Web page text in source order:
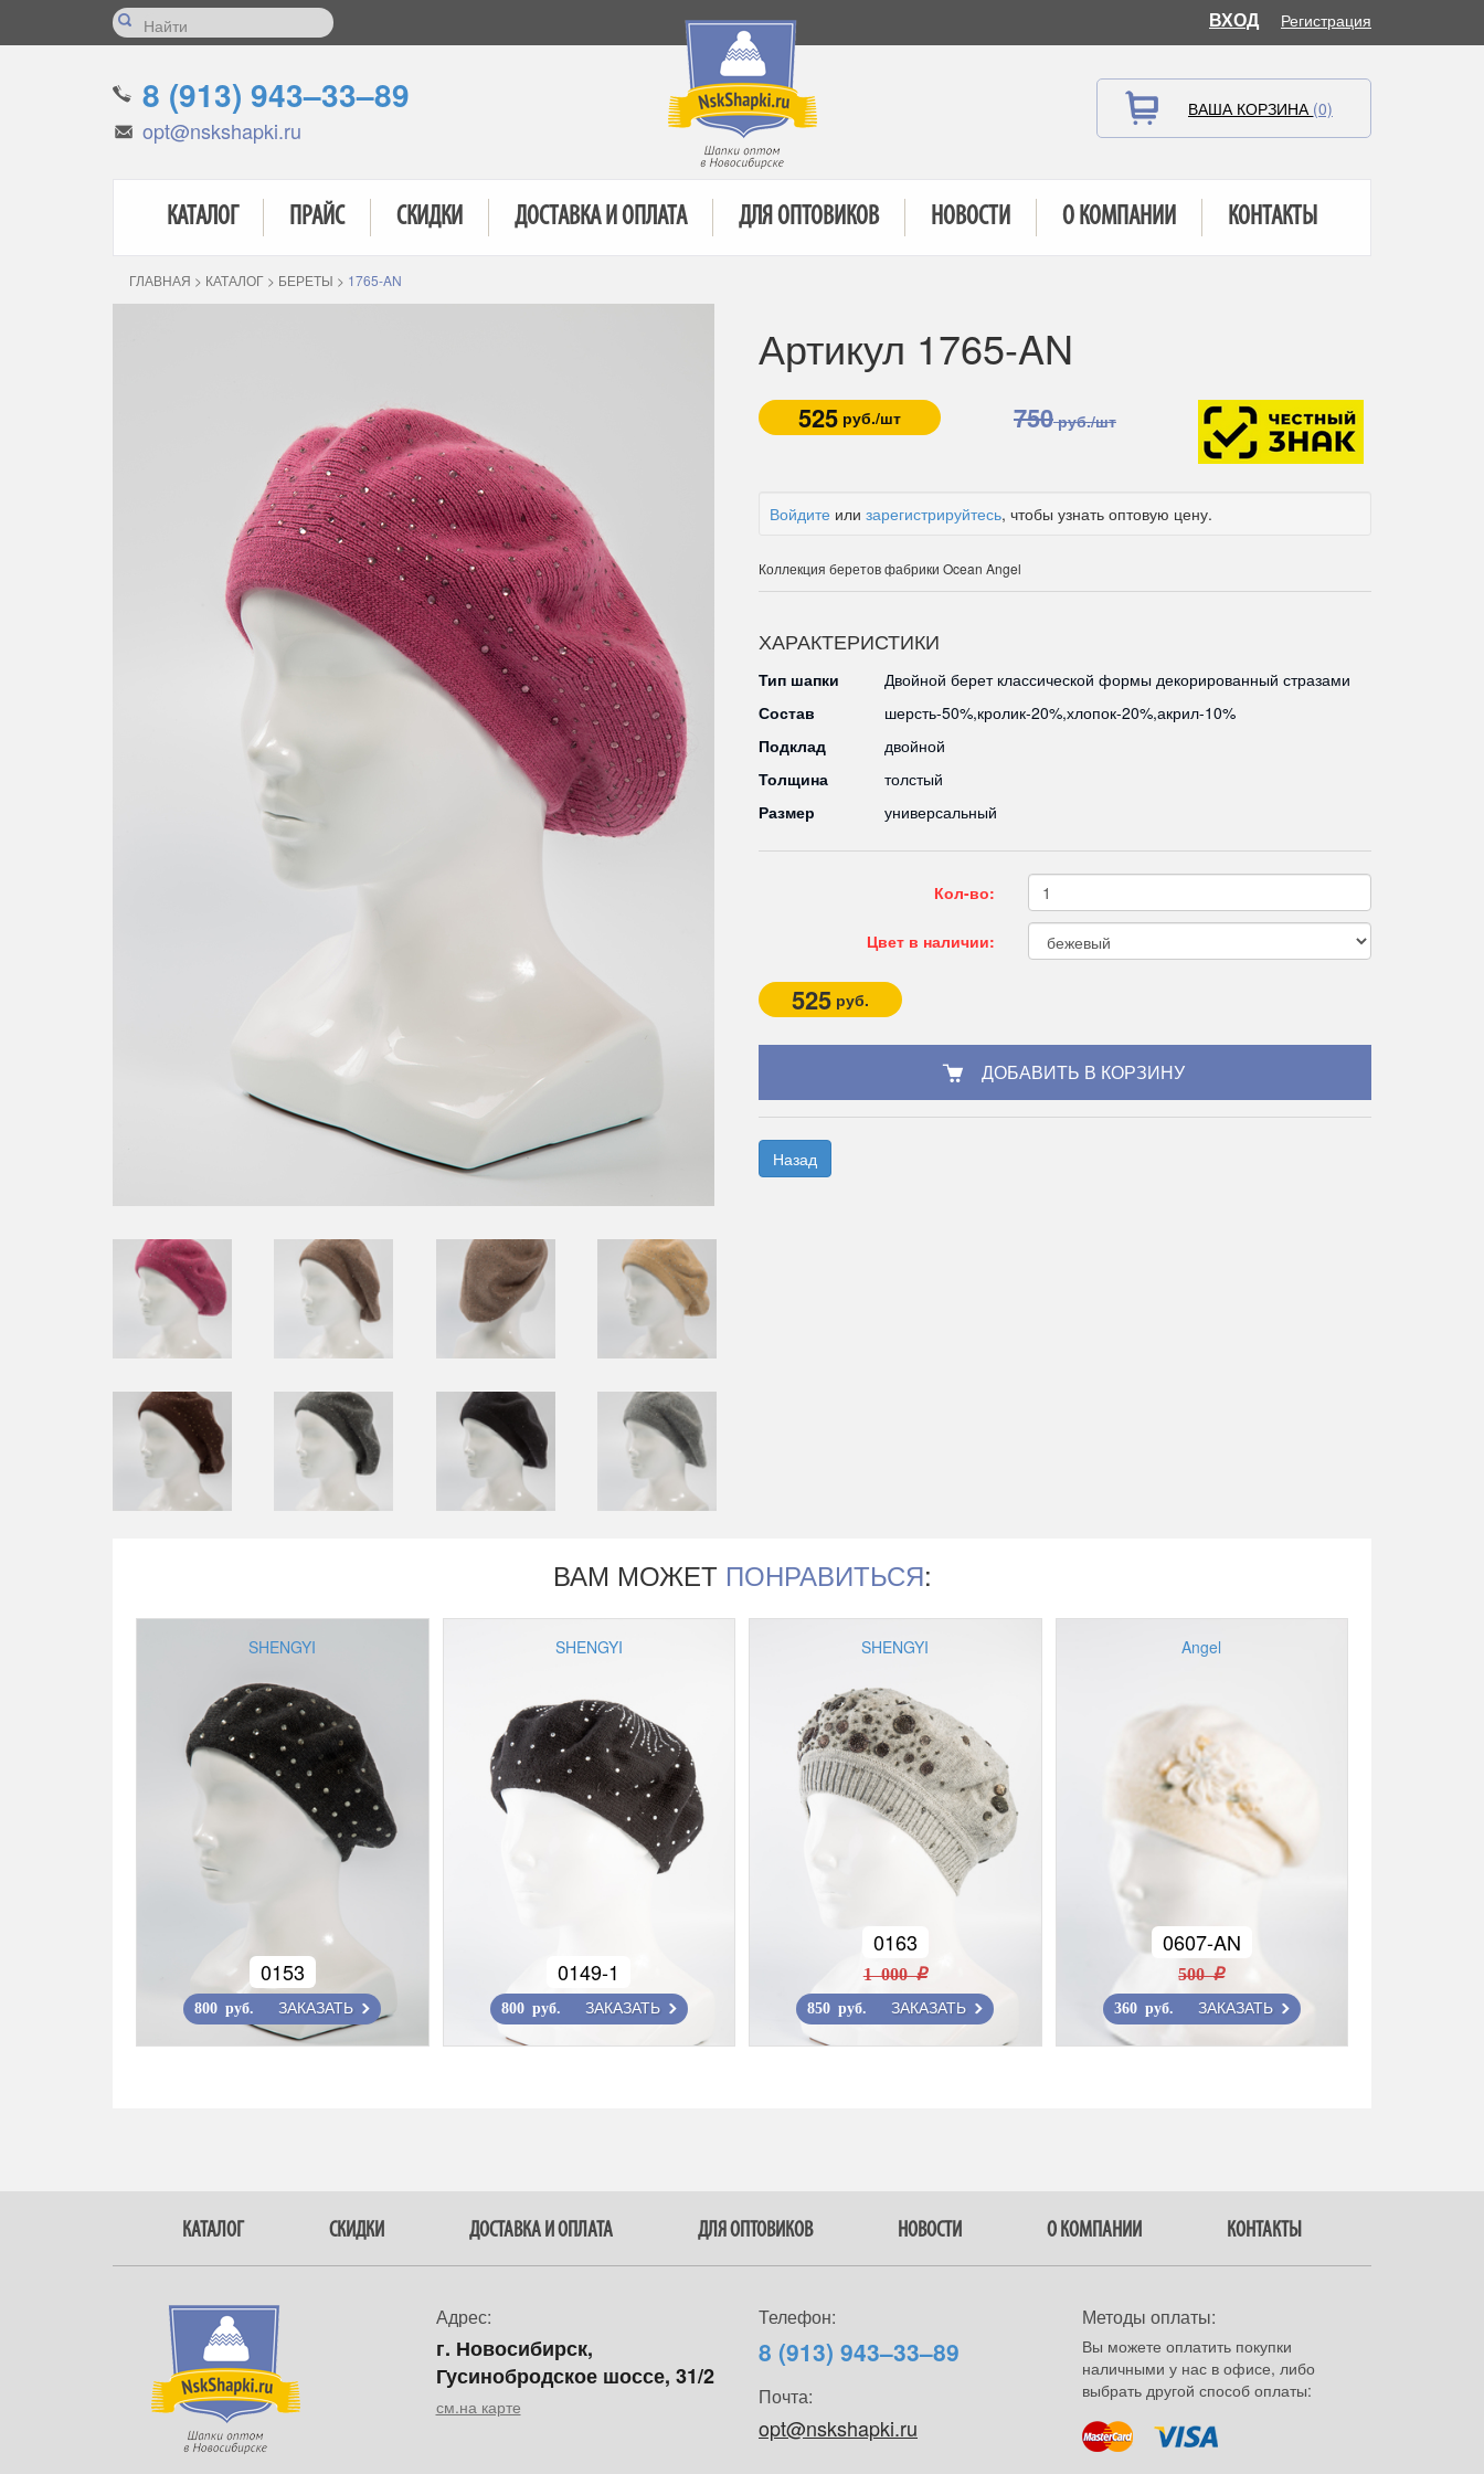
ВХОД Регистрация
8 (913) 943–33–89
opt@nskshapki.ru
ВАША КОРЗИНА (0)
КАТАЛОГ ПРАЙС СКИДКИ ДОСТАВКА И ОПЛАТА ДЛЯ ОПТОВИКОВ НОВОСТИ О КОМПАНИИ КОНТАКТЫ
ГЛАВНАЯ > КАТАЛОГ > БЕРЕТЫ > 1765-AN
Артикул 1765-AN
525 руб./шт 750руб./шт
Войдите или зарегистрируйтесь, чтобы узнать оптовую цену.
Коллекция беретов фабрики Ocean Angel
ХАРАКТЕРИСТИКИ
Тип шапки
Двойной берет классической формы декорированный стразами
Состав
шерсть-50%,кролик-20%,хлопок-20%,акрил-10%
Подклад
двойной
Толщина
толстый
Размер
универсальный
Кол-во:
Цвет в наличии:
525 руб.
Назад
ВАМ МОЖЕТ ПОНРАВИТЬСЯ:
SHENGYI
0153
800 руб. ЗАКАЗАТЬ
SHENGYI
0149-1
800 руб. ЗАКАЗАТЬ
SHENGYI
0163
1 000 r
850 руб. ЗАКАЗАТЬ
Angel
0607-AN
500 r
360 руб. ЗАКАЗАТЬ
КАТАЛОГ СКИДКИ ДОСТАВКА И ОПЛАТА ДЛЯ ОПТОВИКОВ НОВОСТИ О КОМПАНИИ КОНТАКТЫ
Адрес:
г. Новосибирск,
Гусинобродское шоссе, 31/2
см.на карте
Телефон:
8 (913) 943–33–89
Почта:
opt@nskshapki.ru
Методы оплаты:
Вы можете оплатить покупки
наличными у нас в офисе, либо
выбрать другой способ оплаты: